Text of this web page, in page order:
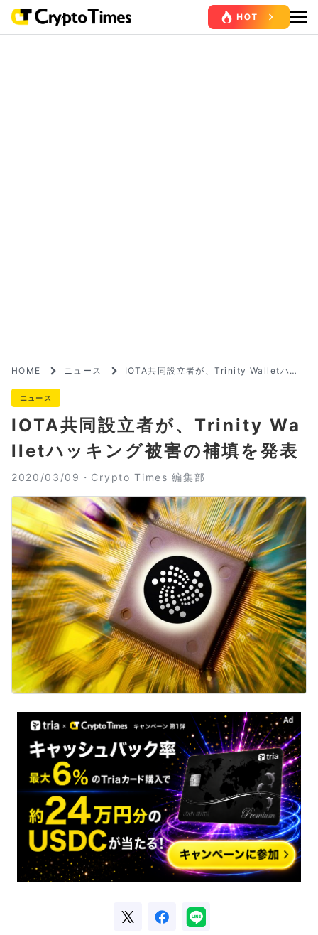
HOME ニュース
IOTA共同設立者が、Trinity Walletハッ
ニュース
IOTA共同設立者が、Trinity Wa
lletハッキング被害の補填を発表
2020/03/09・ Crypto Times 編集部